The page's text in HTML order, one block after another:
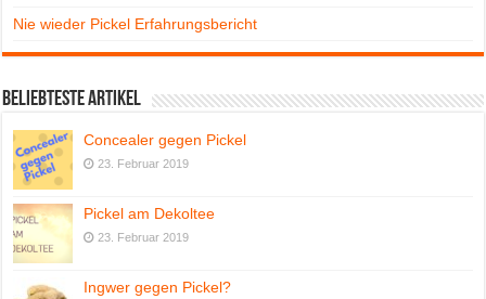
Nie wieder Pickel Erfahrungsbericht
Beliebteste Artikel
Concealer gegen Pickel
23. Februar 2019
Pickel am Dekoltee
23. Februar 2019
Ingwer gegen Pickel?